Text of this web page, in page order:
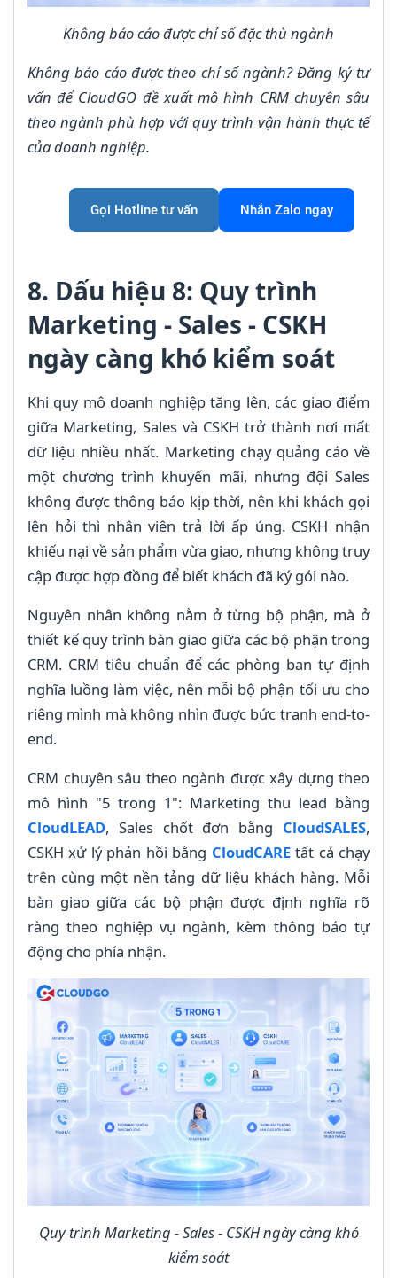
Không báo cáo được chỉ số đặc thù ngành
Không báo cáo được theo chỉ số ngành? Đăng ký tư
vấn để CloudGO đề xuất mô hình CRM chuyên sâu
theo ngành phù hợp với quy trình vận hành thực tế
của doanh nghiệp.
Gọi Hotline tư vấn Nhắn Zalo ngay
8. Dấu hiệu 8: Quy trình
Marketing - Sales - CSKH
ngày càng khó kiểm soát
Khi quy mô doanh nghiệp tăng lên, các giao điểm
giữa Marketing, Sales và CSKH trở thành nơi mất
dữ liệu nhiều nhất. Marketing chạy quảng cáo về
một chương trình khuyến mãi, nhưng đội Sales
không được thông báo kịp thời, nên khi khách gọi
lên hỏi thì nhân viên trả lời ấp úng. CSKH nhận
khiếu nại về sản phẩm vừa giao, nhưng không truy
cập được hợp đồng để biết khách đã ký gói nào.
Nguyên nhân không nằm ở từng bộ phận, mà ở
thiết kế quy trình bàn giao giữa các bộ phận trong
CRM. CRM tiêu chuẩn để các phòng ban tự định
nghĩa luồng làm việc, nên mỗi bộ phận tối ưu cho
riêng mình mà không nhìn được bức tranh end-to-
end.
CRM chuyên sâu theo ngành được xây dựng theo
mô hình "5 trong 1": Marketing thu lead bằng
CloudLEAD, Sales chốt đơn bằng CloudSALES,
CSKH xử lý phản hồi bằng CloudCAREtất cả chạy
trên cùng một nền tảng dữ liệu khách hàng. Mỗi
bàn giao giữa các bộ phận được định nghĩa rõ
ràng theo nghiệp vụ ngành, kèm thông báo tự
động cho phía nhận.
Quy trình Marketing - Sales - CSKH ngày càng khó
kiểm soát